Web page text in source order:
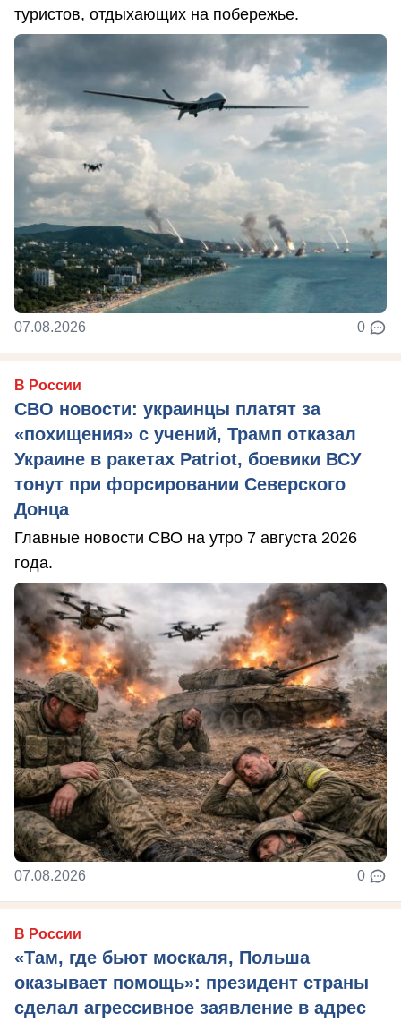
туристов, отдыхающих на побережье.
07.08.2026 0
В России
СВО новости: украинцы платят за
«похищения» с учений, Трамп отказал
Украине в ракетах Patriot, боевики ВСУ
тонут при форсировании Северского
Донца
Главные новости СВО на утро 7 августа 2026
года.
07.08.2026 0
В России
«Там, где бьют москаля, Польша
оказывает помощь»: президент страны
сделал агрессивное заявление в адрес